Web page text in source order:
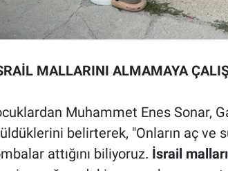
MALLARINI ALMAMAYA
Muhammet Enes Sonar,
belirterek, "Onların aç ve
attığını biliyoruz. İsrail